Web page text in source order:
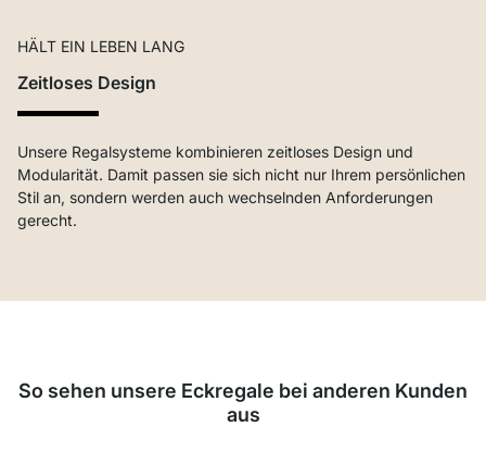
HÄLT EIN LEBEN LANG
Zeitloses Design
Unsere Regalsysteme kombinieren zeitloses Design und
Modularität. Damit passen sie sich nicht nur Ihrem persönlichen
Stil an, sondern werden auch wechselnden Anforderungen
gerecht.
So sehen unsere Eckregale bei anderen Kunden
aus